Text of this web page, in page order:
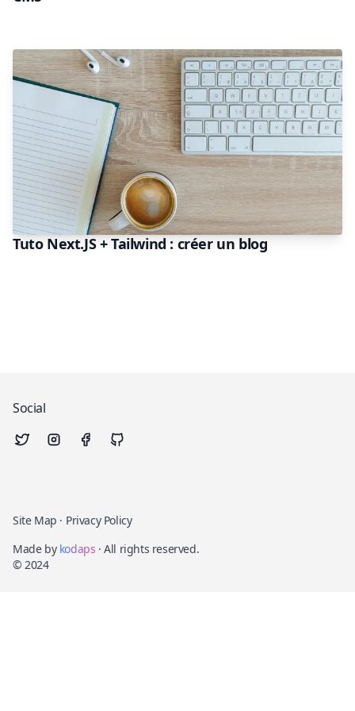
Tuto Next.JS + Tailwind : créer un blog
Social
Site Map · Privacy Policy
Made by kodaps · All rights reserved.
© 2024